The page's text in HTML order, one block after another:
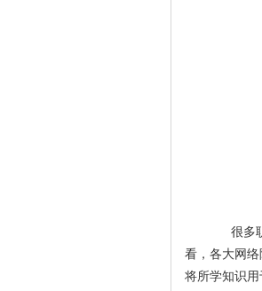
很多职
看，各大网
将所学知识